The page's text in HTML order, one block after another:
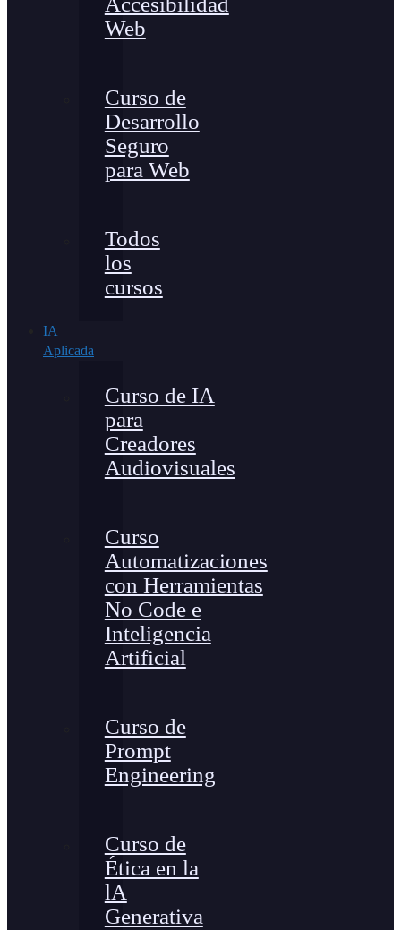
Web
Curso de
Desarrollo
Seguro
para Web
Todos
los
cursos
IA
Aplicada
Curso de IA
para
Creadores
Audiovisuales
Curso
Automatizaciones
con Herramientas
No Code e
Inteligencia
Artificial
Curso de
Prompt
Engineering
Curso de
Ética en la
lA
Generativa